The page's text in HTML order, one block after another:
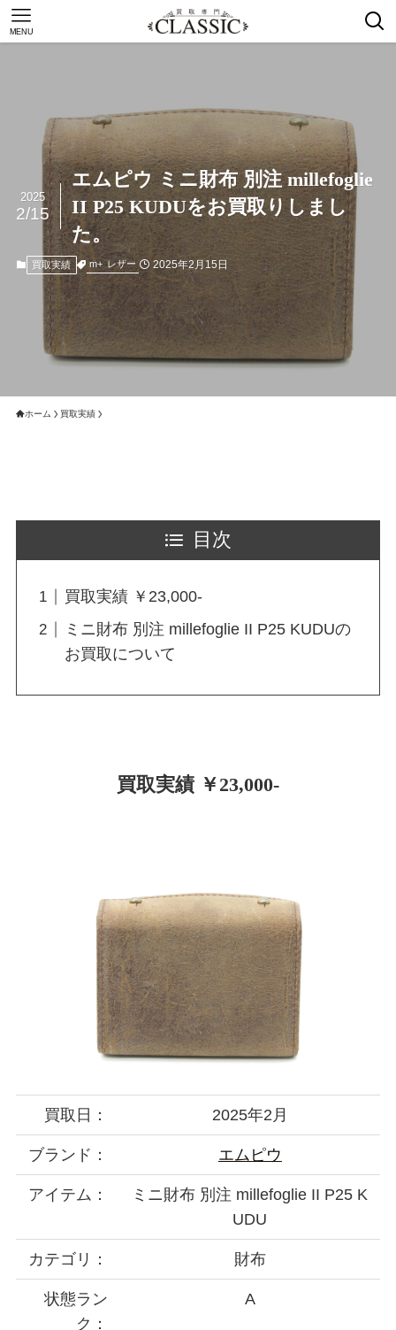
MENU
エムピウ ミニ財布 別注 millefoglie
II P25 KUDUをお買取りしまし
た。
2025
2/15
買取実績 m+ レザー 2025年2月15日
ホーム 買取実績
目次
買取実績 ￥23,000-
ミニ財布 別注 millefoglie II P25 KUDUの
お買取について
買取実績 ￥23,000-
買取日： 2025年2月
ブランド： エムピウ
アイテム：
ミニ財布 別注 millefoglie II P25 K
UDU
カテゴリ： 財布
状態ラン
ク：
A